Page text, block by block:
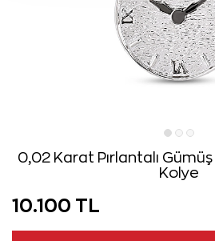
0,02 Karat Pırlantalı
Kolye
10.100 TL